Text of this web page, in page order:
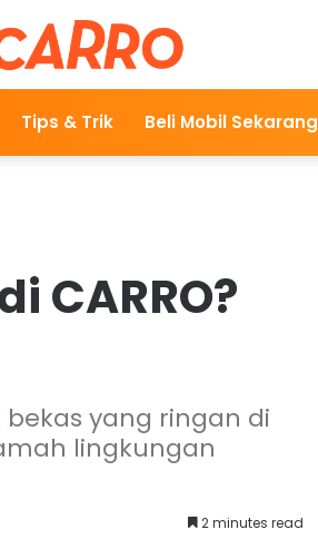
Tips & Trik Beli Mobil Sekarang
CARRO?
bekas yang ringan di
lingkungan
2 minutes read